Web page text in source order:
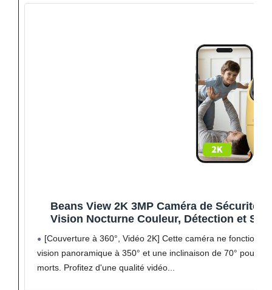
Beans View 2K 3MP Caméra de Sécurité
Vision Nocturne Couleur, Détection et
[Couverture à 360°, Vidéo 2K] Cette caméra ne
vision panoramique à 350° et une inclinaison de 70° pour
morts. Profitez d'une qualité vidéo